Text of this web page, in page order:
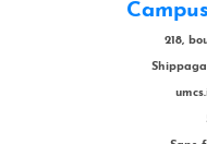
218,